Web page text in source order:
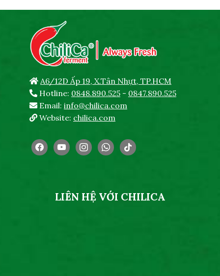
A6/12D Ấp 19, X.Tân Nhựt, TP.HCM
Hotline: 0848.890.525 - 0847.890.525
Email: info@chilica.com
Website: chilica.com
facebookyoutubeinstagramwhatsapp
tiktok
LIÊN HỆ VỚI CHILICA